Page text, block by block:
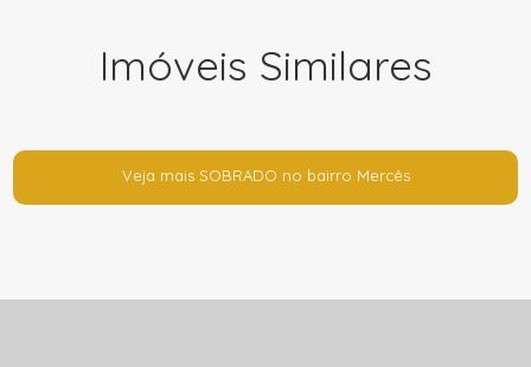
Imóveis Similares
Veja mais SOBRADO no bairro Mercês